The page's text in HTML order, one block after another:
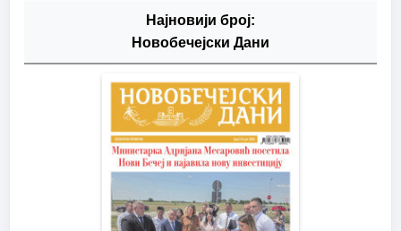
Најновији број:
Новобечејски Дани